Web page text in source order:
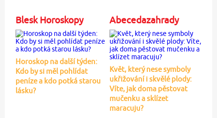
Blesk Horoskopy
Horoskop na další týden:
Kdo by si měl pohlídat
peníze a kdo potká starou
lásku?
Abecedazahrady
Květ, který nese symboly
ukřižování i skvělé plody:
Víte, jak doma pěstovat
mučenku a sklízet
maracuju?